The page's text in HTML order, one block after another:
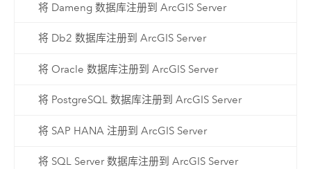
将 Dameng 数据库注册到 ArcGIS Server
将 Db2 数据库注册到 ArcGIS Server
将 Oracle 数据库注册到 ArcGIS Server
将 PostgreSQL 数据库注册到 ArcGIS Server
将 SAP HANA 注册到 ArcGIS Server
将 SQL Server 数据库注册到 ArcGIS Server